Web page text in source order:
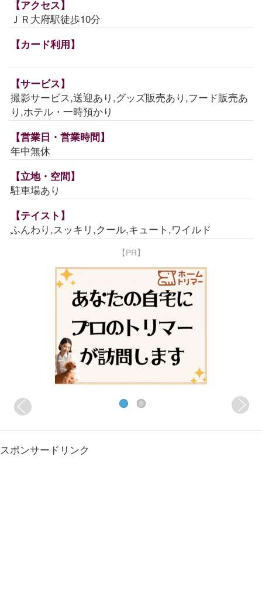
【アクセス】
ＪＲ大府駅徒歩10分
【カード利用】
【サービス】
撮影サービス,送迎あり,グッズ販売あり,フード販売あ
り,ホテル・一時預かり
【営業日・営業時間】
年中無休
【立地・空間】
駐車場あり
【テイスト】
ふんわり,スッキリ,クール,キュート,ワイルド
【PR】
スポンサードリンク